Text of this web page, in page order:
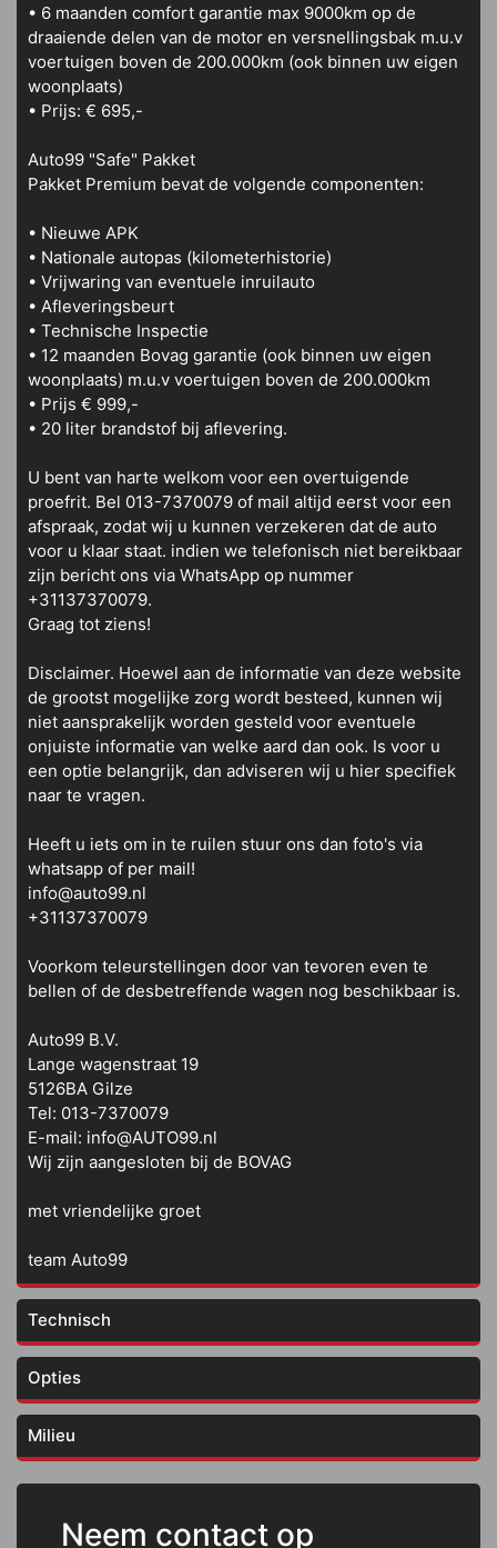
• 6 maanden comfort garantie max 9000km op de
draaiende delen van de motor en versnellingsbak m.u.v
voertuigen boven de 200.000km (ook binnen uw eigen
woonplaats)
• Prijs: € 695,-
Auto99 "Safe" Pakket
Pakket Premium bevat de volgende componenten:
• Nieuwe APK
• Nationale autopas (kilometerhistorie)
• Vrijwaring van eventuele inruilauto
• Afleveringsbeurt
• Technische Inspectie
• 12 maanden Bovag garantie (ook binnen uw eigen
woonplaats) m.u.v voertuigen boven de 200.000km
• Prijs € 999,-
• 20 liter brandstof bij aflevering.
U bent van harte welkom voor een overtuigende
proefrit. Bel 013-7370079 of mail altijd eerst voor een
afspraak, zodat wij u kunnen verzekeren dat de auto
voor u klaar staat. indien we telefonisch niet bereikbaar
zijn bericht ons via WhatsApp op nummer
+31137370079.
Graag tot ziens!
Disclaimer. Hoewel aan de informatie van deze website
de grootst mogelijke zorg wordt besteed, kunnen wij
niet aansprakelijk worden gesteld voor eventuele
onjuiste informatie van welke aard dan ook. Is voor u
een optie belangrijk, dan adviseren wij u hier specifiek
naar te vragen.
Heeft u iets om in te ruilen stuur ons dan foto's via
whatsapp of per mail!
info@auto99.nl
+31137370079
Voorkom teleurstellingen door van tevoren even te
bellen of de desbetreffende wagen nog beschikbaar is.
Auto99 B.V.
Lange wagenstraat 19
5126BA Gilze
Tel: 013-7370079
E-mail: info@AUTO99.nl
Wij zijn aangesloten bij de BOVAG
met vriendelijke groet
team Auto99
Technisch
Aantal versnellingen
Vermogen
Aantal cilinders 4
Cilinderinhoud 1995cc
Opties
Overige
Milieu
Neem contact op